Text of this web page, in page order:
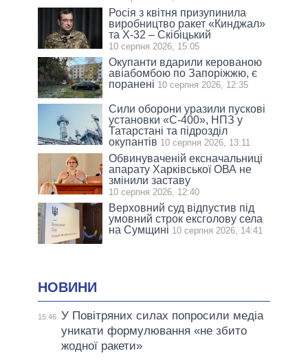
Росія з квітня призупинила
виробництво ракет «Кинджал»
та Х-32 – Скібіцький
10 серпня 2026, 15:05
Окупанти вдарили керованою
авіабомбою по Запоріжжю, є
поранені 10 серпня 2026, 12:35
Сили оборони уразили пускові
установки «С-400», НПЗ у
Татарстані та підрозділ
окупантів 10 серпня 2026, 13:11
Обвинуваченій ексначальниці
апарату Харківської ОВА не
змінили заставу
10 серпня 2026, 12:40
Верховний суд відпустив під
умовний строк ексголову села
на Сумщині 10 серпня 2026, 14:41
НОВИНИ
15:46 У Повітряних силах попросили медіа
уникати формулювання «не збито
жодної ракети»